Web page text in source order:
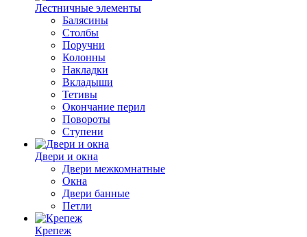
Лестничные элементы
Балясины
Столбы
Поручни
Колонны
Накладки
Вкладыши
Тетивы
Окончание перил
Повороты
Ступени
Двери и окна
Двери межкомнатные
Окна
Двери банные
Петли
Крепеж